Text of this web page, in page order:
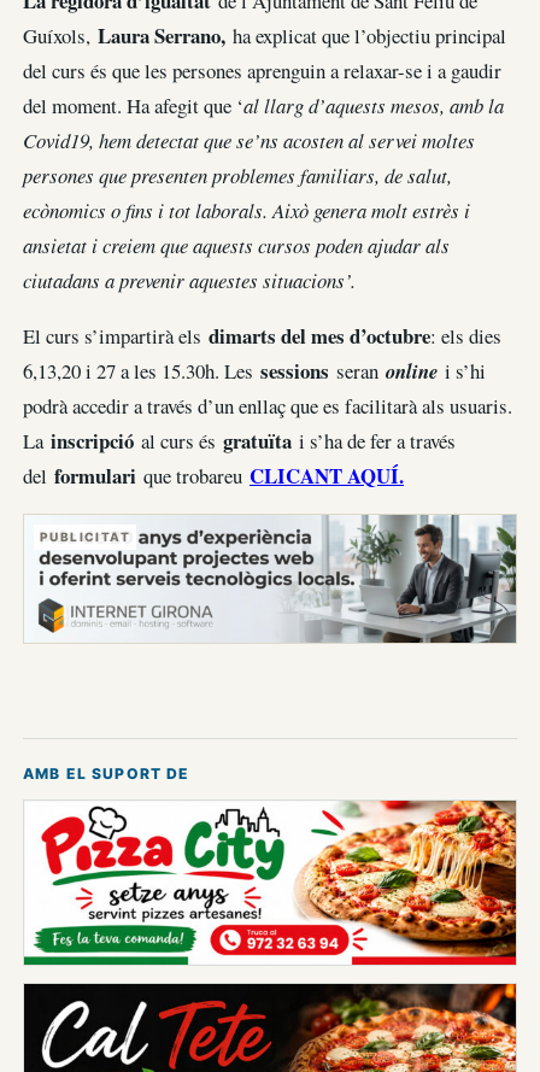
Guíxols, Laura Serrano, ha explicat que l’objectiu principal
del curs és que les persones aprenguin a relaxar-se i a gaudir
del moment. Ha afegit que ‘al llarg d’aquests mesos, amb la
Covid19, hem detectat que se’ns acosten al servei moltes
persones que presenten problemes familiars, de salut,
ecònomics o fins i tot laborals. Això genera molt estrès i
ansietat i creiem que aquests cursos poden ajudar als
ciutadans a prevenir aquestes situacions’.
El curs s’impartirà els dimarts del mes d’octubre: els dies
6,13,20 i 27 a les 15.30h. Les sessions seran online i s’hi
podrà accedir a través d’un enllaç que es facilitarà als usuaris.
La inscripció al curs és gratuïta i s’ha de fer a través
del formulari que trobareu CLICANT AQUÍ.
PUBLICITAT
AMB EL SUPORT DE